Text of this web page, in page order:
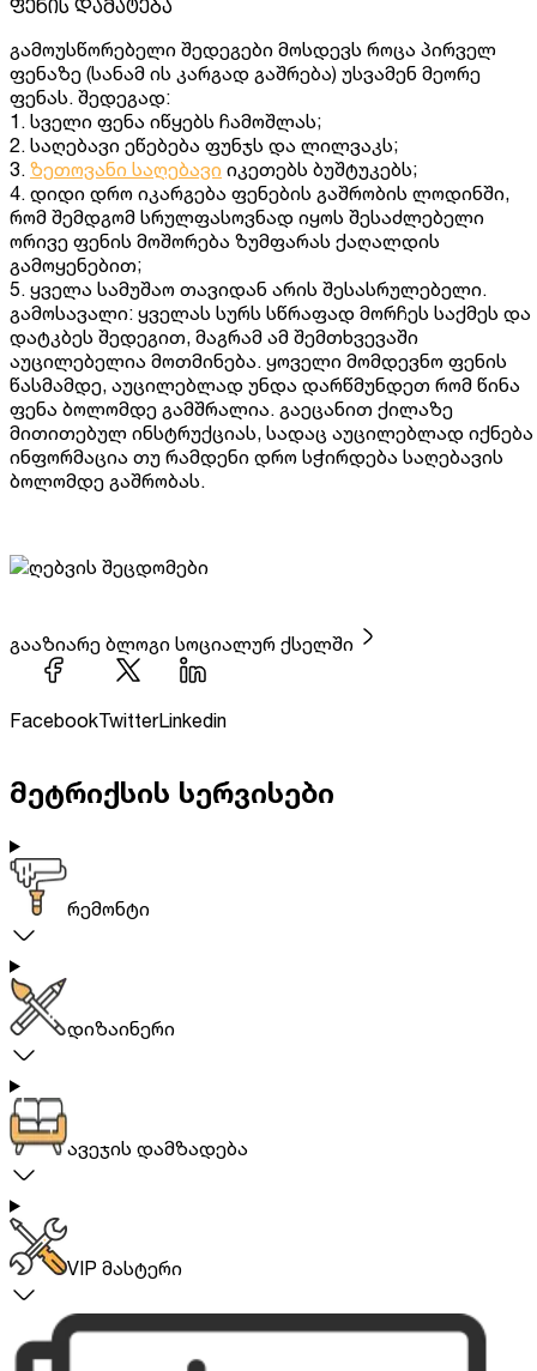
ფენის დამატება
გამოუსწორებელი შედეგები მოსდევს როცა პირველ
ფენაზე (სანამ ის კარგად გაშრება) უსვამენ მეორე
ფენას. შედეგად:
1. სველი ფენა იწყებს ჩამოშლას;
2. საღებავი ეწებება ფუნჯს და ლილვაკს;
3. ზეთოვანი საღებავი იკეთებს ბუშტუკებს;
4. დიდი დრო იკარგება ფენების გაშრობის ლოდინში,
რომ შემდგომ სრულფასოვნად იყოს შესაძლებელი
ორივე ფენის მოშორება ზუმფარას ქაღალდის
გამოყენებით;
5. ყველა სამუშაო თავიდან არის შესასრულებელი.
გამოსავალი: ყველას სურს სწრაფად მორჩეს საქმეს და
დატკბეს შედეგით, მაგრამ ამ შემთხვევაში
აუცილებელია მოთმინება. ყოველი მომდევნო ფენის
წასმამდე, აუცილებლად უნდა დარწმუნდეთ რომ წინა
ფენა ბოლომდე გამშრალია. გაეცანით ქილაზე
მითითებულ ინსტრუქციას, სადაც აუცილებლად იქნება
ინფორმაცია თუ რამდენი დრო სჭირდება საღებავის
ბოლომდე გაშრობას.
გააზიარე ბლოგი სოციალურ ქსელში
FacebookTwitterLinkedin
მეტრიქსის სერვისები
რემონტი
დიზაინერი
ავეჯის დამზადება
VIP მასტერი